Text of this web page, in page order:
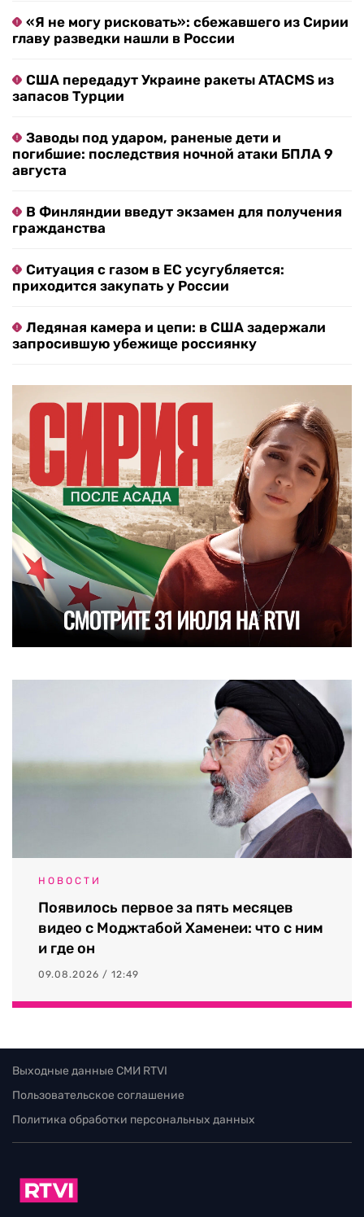
«Я не могу рисковать»: сбежавшего из Сирии
главу разведки нашли в России
США передадут Украине ракеты ATACMS из
запасов Турции
Заводы под ударом, раненые дети и
погибшие: последствия ночной атаки БПЛА 9
августа
В Финляндии введут экзамен для получения
гражданства
Ситуация с газом в ЕС усугубляется:
приходится закупать у России
Ледяная камера и цепи: в США задержали
запросившую убежище россиянку
НОВОСТИ
Появилось первое за пять месяцев
видео с Моджтабой Хаменеи: что с ним
и где он
09.08.2026 / 12:49
Выходные данные СМИ RTVI
Пользовательское соглашение
Политика обработки персональных данных